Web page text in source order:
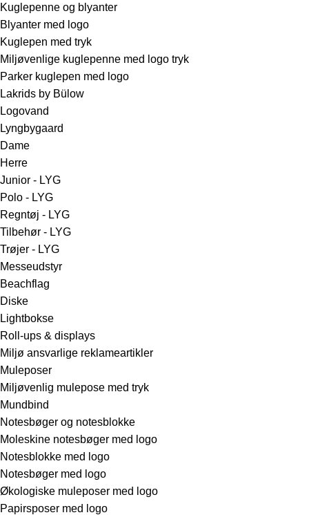
Kuglepenne og blyanter
Blyanter med logo
Kuglepen med tryk
Miljøvenlige kuglepenne med logo tryk
Parker kuglepen med logo
Lakrids by Bülow
Logovand
Lyngbygaard
Dame
Herre
Junior - LYG
Polo - LYG
Regntøj - LYG
Tilbehør - LYG
Trøjer - LYG
Messeudstyr
Beachflag
Diske
Lightbokse
Roll-ups & displays
Miljø ansvarlige reklameartikler
Muleposer
Miljøvenlig mulepose med tryk
Mundbind
Notesbøger og notesblokke
Moleskine notesbøger med logo
Notesblokke med logo
Notesbøger med logo
Økologiske muleposer med logo
Papirsposer med logo